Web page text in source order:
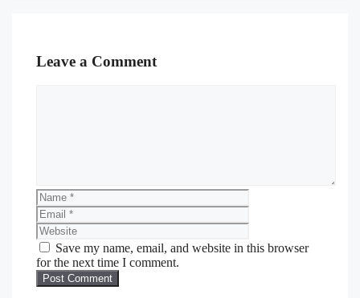
Leave a Comment
Save my name, email, and website in this browser
for the next time I comment.